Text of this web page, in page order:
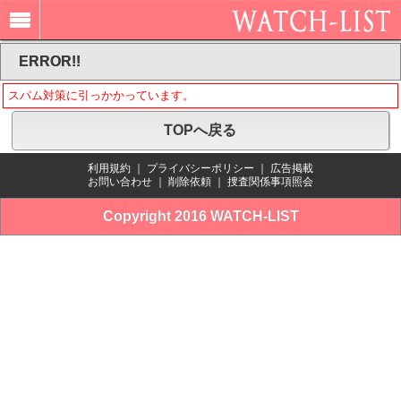
ERROR!!
スパム対策に引っかかっています。
TOPへ戻る
利用規約 プライバシーポリシー
広告掲載
お問い合わせ
削除依頼 捜査関係事項照会
Copyright 2016 WATCH-LIST